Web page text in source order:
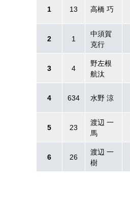
1 13 高橋 巧
2 1
中須賀
克行
3 4
野左根
航汰
4 634 水野 涼
5 23
渡辺 一
馬
6 26
渡辺 一
樹